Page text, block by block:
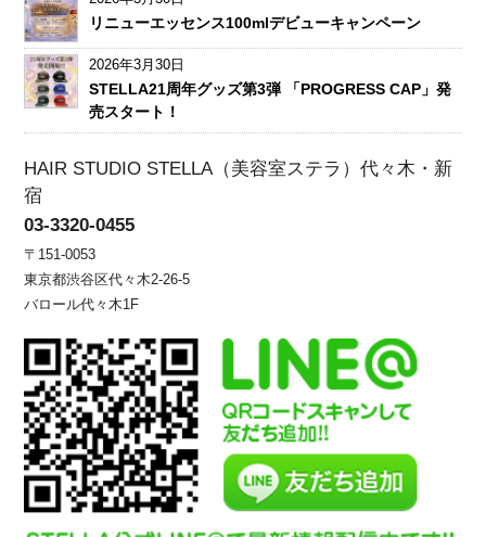
リニューエッセンス100mlデビューキャンペーン
2026年3月30日
STELLA21周年グッズ第3弾 「PROGRESS CAP」発
売スタート！
HAIR STUDIO STELLA（美容室ステラ）代々木・新
宿
03-3320-0455
〒151-0053
東京都渋谷区代々木2-26-5
バロール代々木1F